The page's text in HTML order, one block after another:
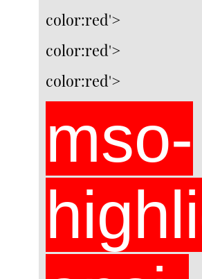
color:red'>
color:red'>
color:red'>
mso-